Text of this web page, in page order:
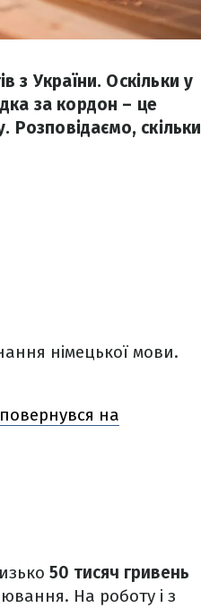
з України. Оскільки у
за кордон – це
Розповідаємо, скільки
німецької мови.
на
50 тисяч гривень
На роботу і з